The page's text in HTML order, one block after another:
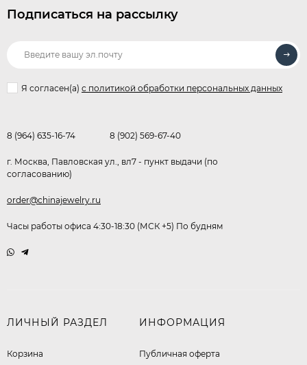
Подписаться на рассылку
Я согласен(a) с политикой обработки персональных данных
8 (964) 635-16-74 8 (902) 569-67-40
г. Москва, Павловская ул., вл7 - пункт выдачи (по
согласованию)
order@chinajewelry.ru
Часы работы офиса 4:30-18:30 (МСК +5) По будням
ЛИЧНЫЙ РАЗДЕЛ
Корзина
ИНФОРМАЦИЯ
Публичная оферта